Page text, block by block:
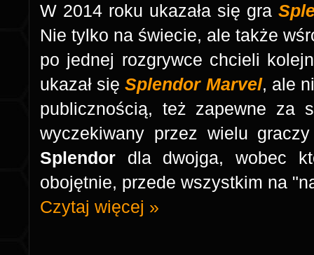
W 2014 roku ukazała się gra
Nie tylko na świecie, ale także
po jednej rozgrywce chcieli
ukazał sięSplendor Marvel, ale
publicznością, też zapewne za
wyczekiwany przez wielu
Splendor dla dwojga, wobec
obojętnie, przede wszystkim na
Czytaj więcej »